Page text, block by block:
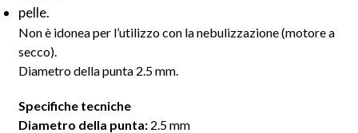
pelle.
Non è idonea per l’utilizzo con la nebulizzazione (motore a
secco).
Diametro della punta 2.5 mm.
Specifiche tecniche
Diametro della punta: 2.5 mm